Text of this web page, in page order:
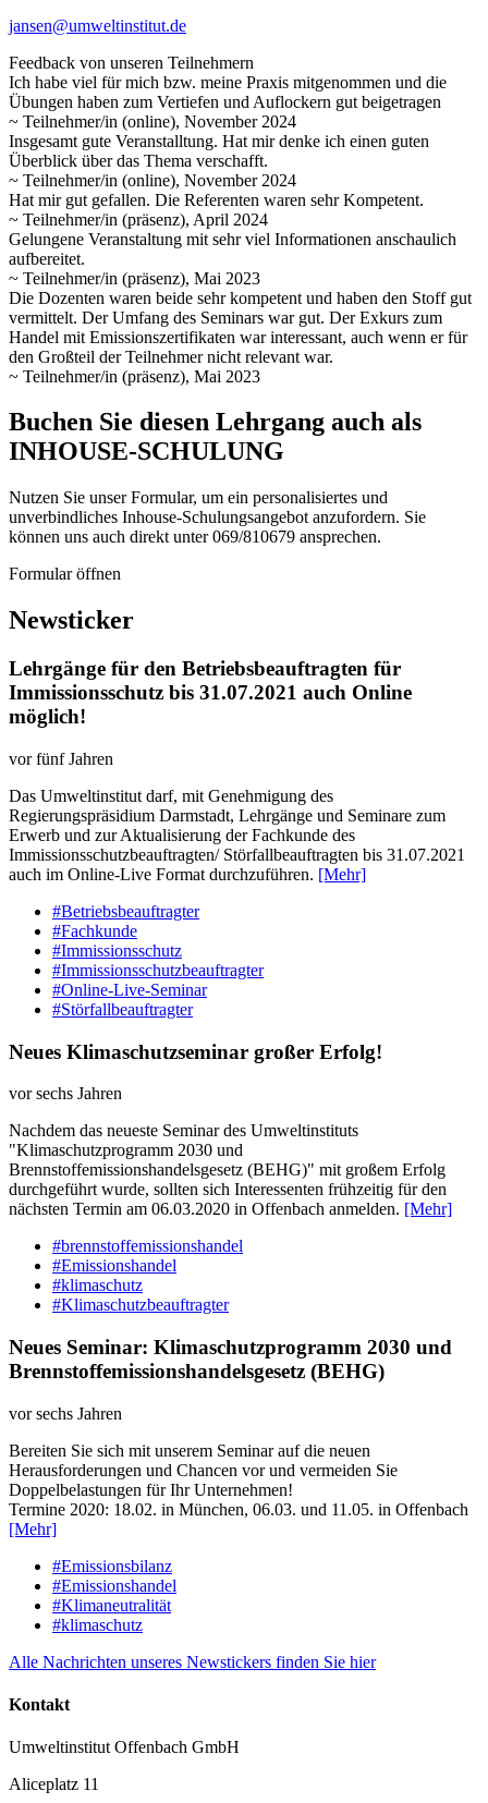
jansen@umweltinstitut.de
Feedback von unseren Teilnehmern
Ich habe viel für mich bzw. meine Praxis mitgenommen und die
Übungen haben zum Vertiefen und Auflockern gut beigetragen
~ Teilnehmer/in (online), November 2024
Insgesamt gute Veranstalltung. Hat mir denke ich einen guten
Überblick über das Thema verschafft.
~ Teilnehmer/in (online), November 2024
Hat mir gut gefallen. Die Referenten waren sehr Kompetent.
~ Teilnehmer/in (präsenz), April 2024
Gelungene Veranstaltung mit sehr viel Informationen anschaulich
aufbereitet.
~ Teilnehmer/in (präsenz), Mai 2023
Die Dozenten waren beide sehr kompetent und haben den Stoff gut
vermittelt. Der Umfang des Seminars war gut. Der Exkurs zum
Handel mit Emissionszertifikaten war interessant, auch wenn er für
den Großteil der Teilnehmer nicht relevant war.
~ Teilnehmer/in (präsenz), Mai 2023
Buchen Sie diesen Lehrgang auch als
INHOUSE-SCHULUNG
Nutzen Sie unser Formular, um ein personalisiertes und
unverbindliches Inhouse-Schulungs­angebot anzufordern. Sie
können uns auch direkt unter 069/810679 ansprechen.
Formular öffnen
Newsticker
Lehrgänge für den Betriebsbeauftragten für
Immissionsschutz bis 31.07.2021 auch Online
möglich!
vor fünf Jahren
Das Umweltinstitut darf, mit Genehmigung des
Regierungspräsidium Darmstadt, Lehrgänge und Seminare zum
Erwerb und zur Aktualisierung der Fachkunde des
Immissionsschutzbeauftragten/ Störfallbeauftragten bis 31.07.2021
auch im Online-Live Format durchzuführen. [Mehr]
#Betriebsbeauftragter
#Fachkunde
#Immissionsschutz
#Immissionsschutzbeauftragter
#Online-Live-Seminar
#Störfallbeauftragter
Neues Klimaschutzseminar großer Erfolg!
vor sechs Jahren
Nachdem das neueste Seminar des Umweltinstituts
"Klimaschutzprogramm 2030 und
Brennstoffemissionshandelsgesetz (BEHG)" mit großem Erfolg
durchgeführt wurde, sollten sich Interessenten frühzeitig für den
nächsten Termin am 06.03.2020 in Offenbach anmelden. [Mehr]
#brennstoffemissionshandel
#Emissionshandel
#klimaschutz
#Klimaschutzbeauftragter
Neues Seminar: Klimaschutzprogramm 2030 und
Brennstoffemissionshandelsgesetz (BEHG)
vor sechs Jahren
Bereiten Sie sich mit unserem Seminar auf die neuen
Herausforderungen und Chancen vor und vermeiden Sie
Doppelbelastungen für Ihr Unternehmen!
Termine 2020: 18.02. in München, 06.03. und 11.05. in Offenbach
[Mehr]
#Emissionsbilanz
#Emissionshandel
#Klimaneutralität
#klimaschutz
Alle Nachrichten unseres Newstickers finden Sie hier
Kontakt
Umweltinstitut Offenbach GmbH
Aliceplatz 11